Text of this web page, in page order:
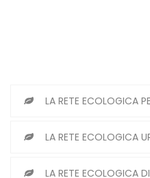
LA RETE ECOLOGICA
LA RETE ECOLOGICA
LA RETE ECOLOGICA